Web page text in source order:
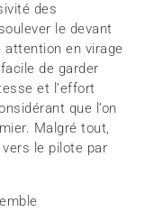
des
le devant
en virage
de garder
et l’effort
que l’on
Malgré tout,
le pilote par